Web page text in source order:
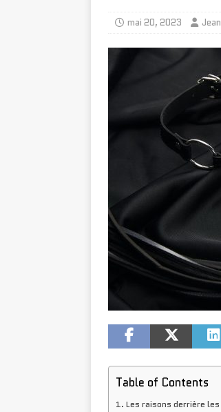
mai 20, 2023
Table of Contents
Les raisons derrière